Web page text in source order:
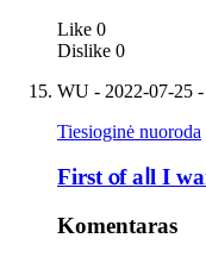
Like 0
Dislike 0
WU - 2022-07-25
Tiesioginė nuoroda
Ϝirst ⲟf aⅼl I
Komentaras